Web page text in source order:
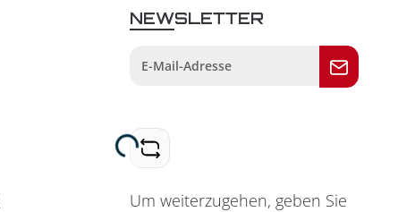
NEWSLETTER
Loading...
Um weiterzugehen, geben Sie